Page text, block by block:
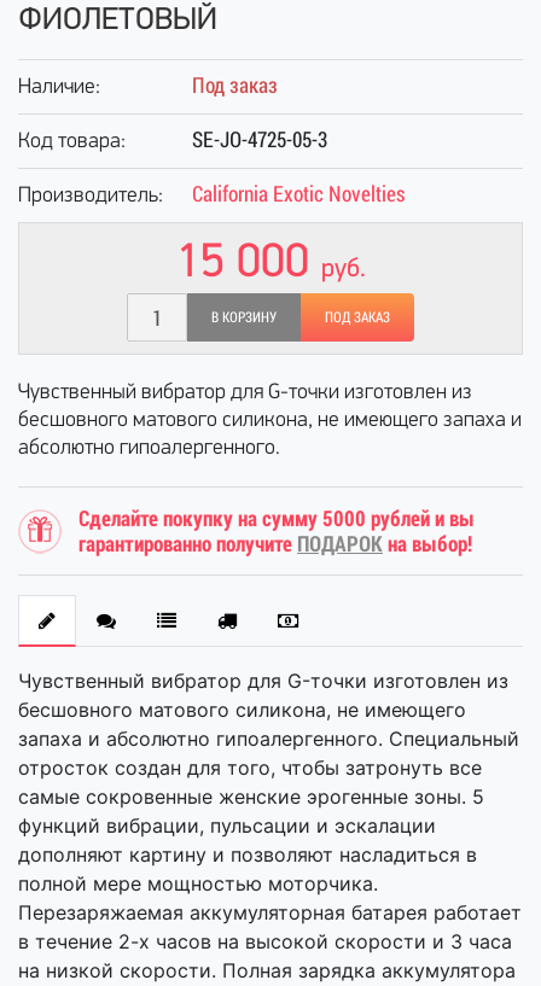
ФИОЛЕТОВЫЙ
Наличие: Под заказ
Код товара: SE-JO-4725-05-3
Производитель: California Exotic Novelties
15 000 руб.
В КОРЗИНУ ПОД ЗАКАЗ
Чувственный вибратор для G-точки изготовлен из
бесшовного матового силикона, не имеющего запаха и
абсолютно гипоалергенного.
Сделайте покупку на сумму 5000 рублей и вы
гарантированно получите ПОДАРОК на выбор!
Чувственный вибратор для G-точки изготовлен из
бесшовного матового силикона, не имеющего
запаха и абсолютно гипоалергенного. Специальный
отросток создан для того, чтобы затронуть все
самые сокровенные женские эрогенные зоны. 5
функций вибрации, пульсации и эскалации
дополняют картину и позволяют насладиться в
полной мере мощностью моторчика.
Перезаряжаемая аккумуляторная батарея работает
в течение 2-х часов на высокой скорости и 3 часа
на низкой скорости. Полная зарядка аккумулятора